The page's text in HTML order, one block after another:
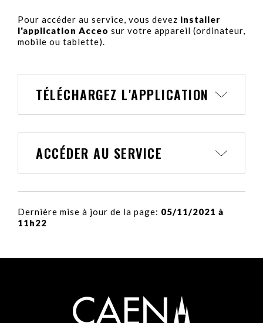
Pour accéder au service, vous devez installer
l'application Acceo sur votre appareil (ordinateur,
mobile ou tablette).
TÉLÉCHARGEZ L'APPLICATION
ACCÉDER AU SERVICE
Dernière mise à jour de la page: 05/11/2021 à
11h22